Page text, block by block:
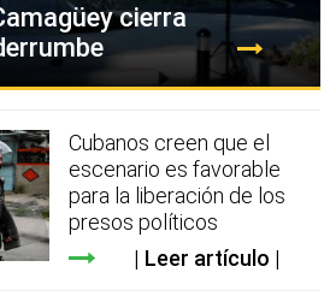
cierra
Cubanos creen que el
escenario es favorable
para la liberación de los
presos políticos
Leer artículo